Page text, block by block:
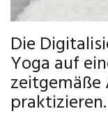
Die
Yoga auf
praktizieren.